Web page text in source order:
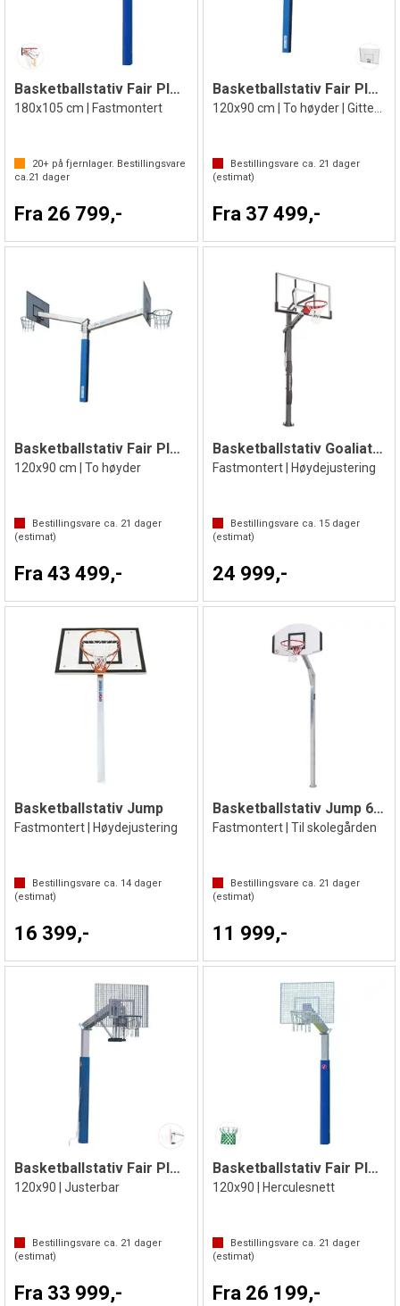
Basketballstativ Fair Play Silent 2.0
180x105 cm | Fastmontert
20+ på fjernlager. Bestillingsvare
ca.21 dager
Fra 26 799,-
Basketballstativ Fair Play Duo Silent 2
Bestillingsvare ca. 21 dager
(estimat)
Fra 37 499,-
Basketballstativ Fair Play Duo 2.0
120x90 cm | To høyder
Bestillingsvare ca. 21 dager
(estimat)
Fra 43 499,-
Basketballstativ Goaliath GB60
Fastmontert | Høydejustering
Bestillingsvare ca. 15dager
(estimat)
24 999,-
Basketballstativ Jump
Fastmontert | Høydejustering
Bestillingsvare ca. 14 dager
(estimat)
16 399,-
Basketballstativ Jump 65 cm utheng
Fastmontert | Til skolegården
Bestillingsvare ca. 21 dager
(estimat)
11 999,-
Basketballstativ Fair Play Silent 2.0
120x90 | Justerbar
Bestillingsvare ca. 21 dager
(estimat)
Fra 33 999,-
Basketballstativ Fair Play Silent 2.0
120x90 | Herculesnett
Bestillingsvare ca. 21 dager
(estimat)
Fra 26 199,-